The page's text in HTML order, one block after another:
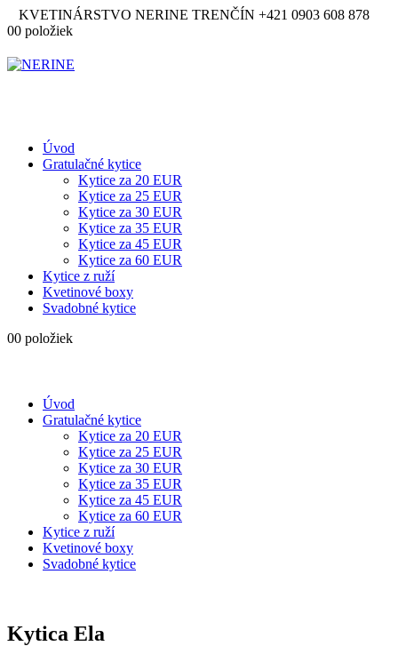
KVETINÁRSTVO NERINE TRENČÍN +421 0903 608 878
00 položiek
Úvod
Gratulačné kytice
Kytice za 20 EUR
Kytice za 25 EUR
Kytice za 30 EUR
Kytice za 35 EUR
Kytice za 45 EUR
Kytice za 60 EUR
Kytice z ruží
Kvetinové boxy
Svadobné kytice
00 položiek
Úvod
Gratulačné kytice
Kytice za 20 EUR
Kytice za 25 EUR
Kytice za 30 EUR
Kytice za 35 EUR
Kytice za 45 EUR
Kytice za 60 EUR
Kytice z ruží
Kvetinové boxy
Svadobné kytice
Kytica Ela